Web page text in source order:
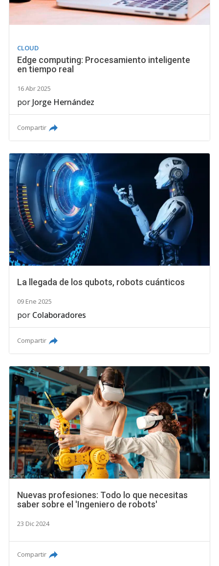
CLOUD
Edge computing: Procesamiento inteligente
en tiempo real
16 Abr 2025
por Jorge Hernández
Compartir
La llegada de los qubots, robots cuánticos
09 Ene 2025
por Colaboradores
Compartir
Nuevas profesiones: Todo lo que necesitas
saber sobre el 'Ingeniero de robots'
23 Dic 2024
Compartir